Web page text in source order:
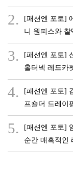
2.
[패션엔 포토]
니 원피스와
3.
[패션엔 포토]
홀터넥 레드카
4.
[패션엔 포토]
프숄더 드레이
5.
[패션엔 포토]
순간 매혹적인